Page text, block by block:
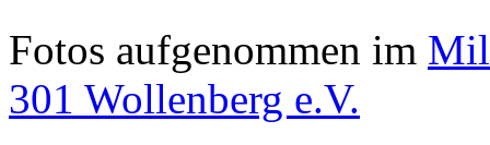
Fotos aufgenommen im
301 Wollenberg e.V.